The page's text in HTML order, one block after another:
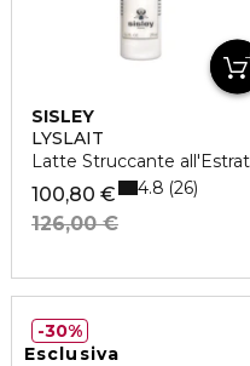
SISLEY
LYSLAIT
Latte Struccante
100,80 €
126,00 €
4.8 26
Esclusiva
30%